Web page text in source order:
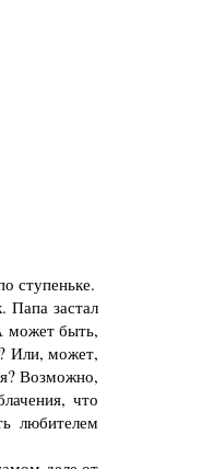
ступеньке.
застал
может быть,
Или, может,
Возможно,
что
любителем